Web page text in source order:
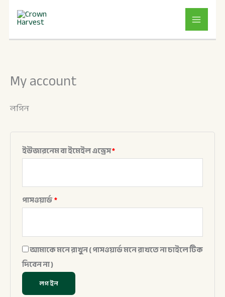
My account
লগিন
ইউজারনেম বা ইমেইল এড্রেস*
পাসওয়ার্ড*
আমাকে মনে রাখুন ( পাসওয়ার্ড মনে রাখতে না চাইলে টিক
দিবেন না )
লগ ইন